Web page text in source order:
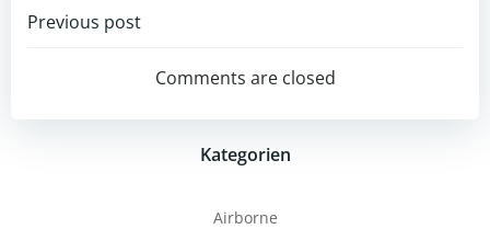
Post
navigation
Previous post
Comments are closed
Kategorien
Airborne